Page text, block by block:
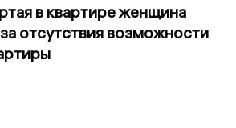
в квартире женщина
отсутствия возможности